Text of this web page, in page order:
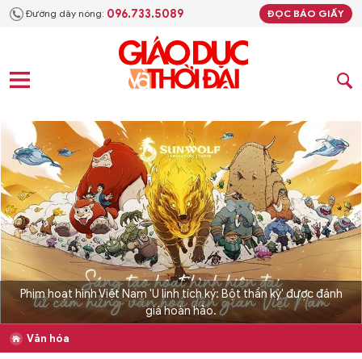
Đường dây nóng: 096.733.5089 ĐỌC BÁO GIẤY
Phim hoạt hình Việt Nam 'U linh tích ký: Bột thần kỳ' được đánh
giá hoàn hảo.
Văn hóa